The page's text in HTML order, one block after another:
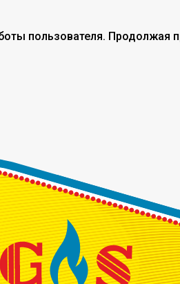
пользователя. Продолжая